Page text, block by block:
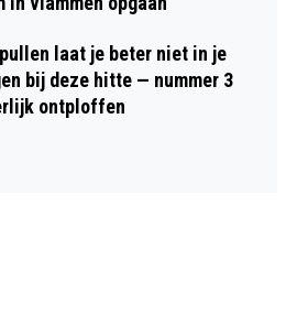
laat je beter niet in je
bij deze hitte — nummer 3
ontploffen